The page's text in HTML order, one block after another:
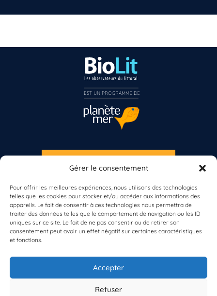
Gérer le consentement
Pour offrir les meilleures expériences, nous utilisons des technologies
telles que les cookies pour stocker et/ou accéder aux informations des
appareils. Le fait de consentir à ces technologies nous permettra de
traiter des données telles que le comportement de navigation ou les ID
uniques sur ce site. Le fait de ne pas consentir ou de retirer son
consentement peut avoir un effet négatif sur certaines caractéristiques
et fonctions.
Accepter
Refuser
À propos de BioLit
Vos données d'observation
Ressources
Résultats du programme
S'INSCRIRE À LA NEWSLETTER
Vous n’êtes pas encore inscrit à Biolit ?
Inscrivez-vous dès maintenant